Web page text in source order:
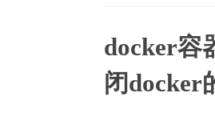
docker容
闭docker